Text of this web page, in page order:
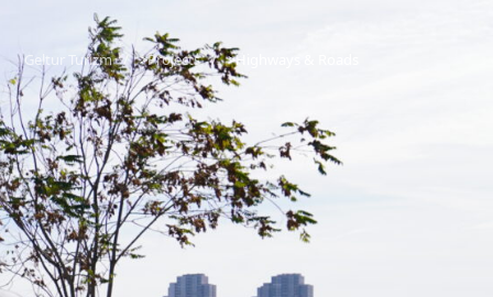
Geltur Turizm >Projects >Highways & Roads